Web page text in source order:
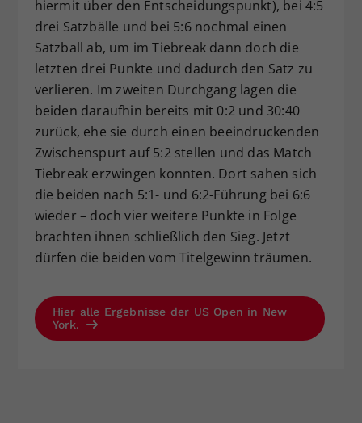
hiermit über den Entscheidungspunkt), bei 4:5
drei Satzbälle und bei 5:6 nochmal einen
Satzball ab, um im Tiebreak dann doch die
letzten drei Punkte und dadurch den Satz zu
verlieren. Im zweiten Durchgang lagen die
beiden daraufhin bereits mit 0:2 und 30:40
zurück, ehe sie durch einen beeindruckenden
Zwischenspurt auf 5:2 stellen und das Match
Tiebreak erzwingen konnten. Dort sahen sich
die beiden nach 5:1- und 6:2-Führung bei 6:6
wieder – doch vier weitere Punkte in Folge
brachten ihnen schließlich den Sieg. Jetzt
dürfen die beiden vom Titelgewinn träumen.
Hier alle Ergebnisse der US Open in New
York.